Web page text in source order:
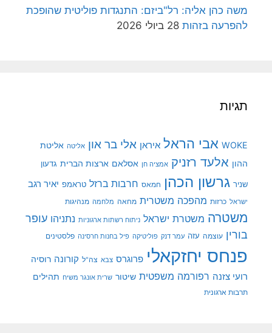
משה כהן אליה: רל"ביזם: התנגדות פוליטית שהופכת
להפרעה בזהות 28 ביולי 2026
תגיות
WOKE אבי הראל איראן אלי בר און אליטה אליטת
ההון אלעד רזניק אמציה חן אסלאם ארצות הברית גדעון
שניר גרשון הכהן חמאס חרבות ברזל טראמפ יאיר רגב
ישראל כרזות מהפכה משטרית מחאה מלחמה מנהיגות
משטרה משטרת ישראל ניתוח רשתות ארגוניות נתניהו עופר
בורין עוצמה עזה עמר דנק פוליטיקה פיל בחנות חרסינה פלסטינים
פנחס יחזקאלי פרוגרס צבא צה"ל קורונה רוסיה
רועי צזנה רפורמה משפטית שיטור שרית אונגר משיח תהילים
תרבות ארגונית